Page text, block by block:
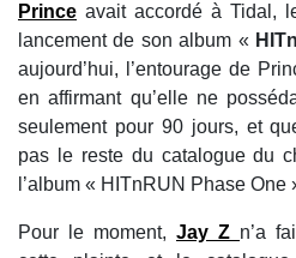
Prince avait accordé à Tidal,
lancement de son album «
aujourd’hui, l’entourage de
en affirmant qu’elle ne
seulement pour 90 jours, et
pas le reste du catalogue du
l’album « HITnRUN Phase One
Pour le moment, Jay Z n’a